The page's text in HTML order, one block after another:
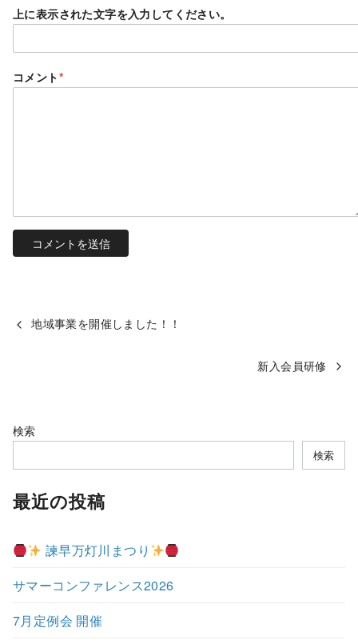
上に表示された文字を入力してください。
コメント*
地域事業を開催しました！！
新入会員研修
検索
検索
最近の投稿
諫早万灯川まつり
サマーコンファレンス2026
7月定例会 開催